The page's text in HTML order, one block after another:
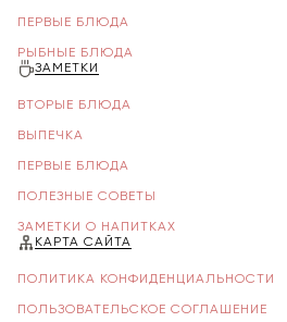
ПЕРВЫЕ БЛЮДА
РЫБНЫЕ БЛЮДА
ЗАМЕТКИ
ВТОРЫЕ БЛЮДА
ВЫПЕЧКА
ПЕРВЫЕ БЛЮДА
ПОЛЕЗНЫЕ СОВЕТЫ
ЗАМЕТКИ О НАПИТКАХ
КАРТА САЙТА
ПОЛИТИКА КОНФИДЕНЦИАЛЬНОСТИ
ПОЛЬЗОВАТЕЛЬСКОЕ СОГЛАШЕНИЕ